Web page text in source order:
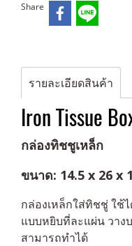
Share
รายละเอียดสินค้า
Iron Tissue
กล่องทิชชูเหล็ก
ขนาด: 14.5 x 26 x
กล่องเหล็กใส่ทิชชู่ ใช้
แบบหยิบที่ละแผ่น วา
สามารถทำได้